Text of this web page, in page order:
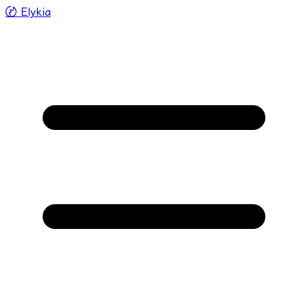
〄 Elykia